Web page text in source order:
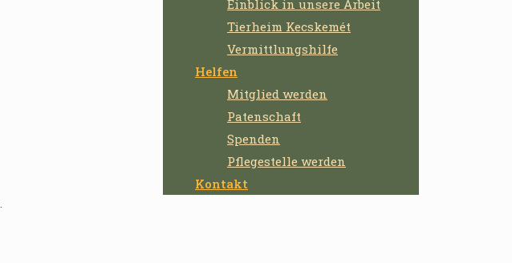
Einblick in unsere Arbeit
Tierheim Kecskemét
Vermittlungshilfe
Helfen
Mitglied werden
Patenschaft
Spenden
Pflegestelle werden
Kontakt